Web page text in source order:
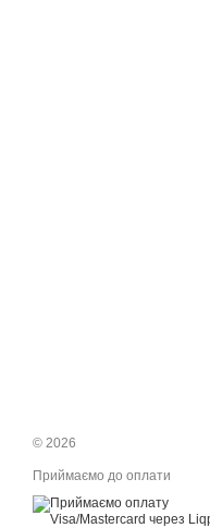
© 2026
Приймаємо до оплати